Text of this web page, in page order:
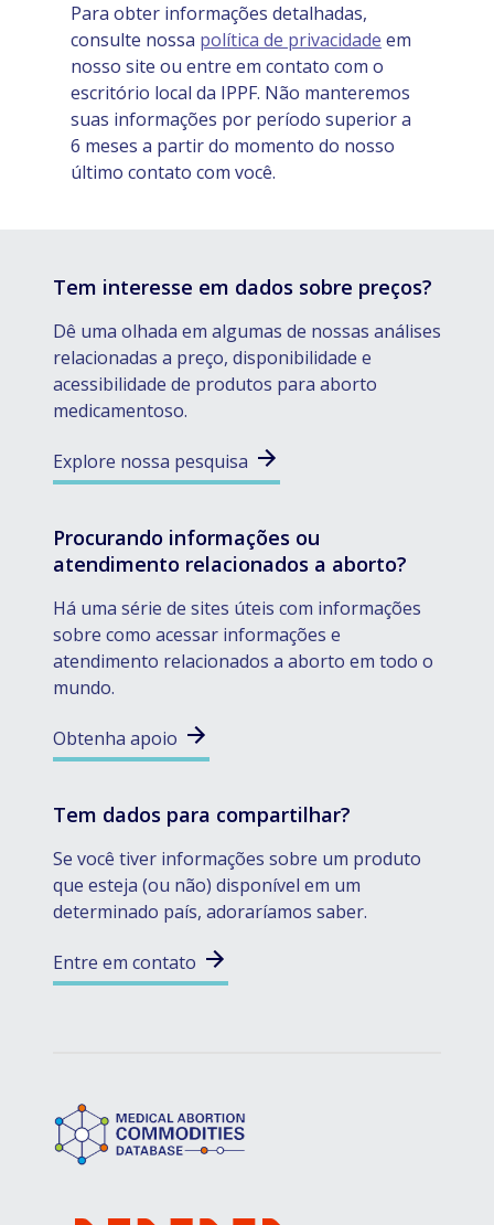
Para obter informações detalhadas,
consulte nossa política de privacidade em
nosso site ou entre em contato com o
escritório local da IPPF. Não manteremos
suas informações por período superior a
6 meses a partir do momento do nosso
último contato com você.
Tem interesse em dados sobre preços?
Dê uma olhada em algumas de nossas análises
relacionadas a preço, disponibilidade e
acessibilidade de produtos para aborto
medicamentoso.
Explore nossa pesquisa
Procurando informações ou
atendimento relacionados a aborto?
Há uma série de sites úteis com informações
sobre como acessar informações e
atendimento relacionados a aborto em todo o
mundo.
Obtenha apoio
Tem dados para compartilhar?
Se você tiver informações sobre um produto
que esteja (ou não) disponível em um
determinado país, adoraríamos saber.
Entre em contato